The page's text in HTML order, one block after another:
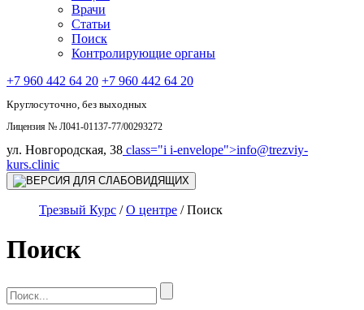
Врачи
Статьи
Поиск
Контролирующие органы
+7 960 442 64 20 +7 960 442 64 20
Круглосуточно, без выходных
Лицензия № Л041-01137-77/00293272
ул. Новгородская, 38 class="i i-envelope">info@trezviy-
kurs.clinic
Трезвый Курс /О центре /Поиск
Поиск